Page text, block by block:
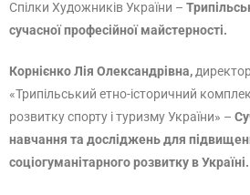
Спілки Художників України –
сучасної професійної майстерності.
Корнієнко Лія Олександрівна,
«Трипільський етно-історичний
розвитку спорту і туризму України» –
навчання та досліджень для
соціогуманітарного розвитку в Україні.